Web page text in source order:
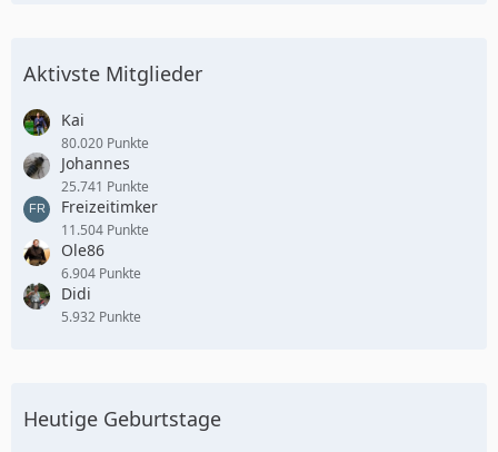
Aktivste Mitglieder
Kai
80.020 Punkte
Johannes
25.741 Punkte
Freizeitimker
11.504 Punkte
Ole86
6.904 Punkte
Didi
5.932 Punkte
Heutige Geburtstage